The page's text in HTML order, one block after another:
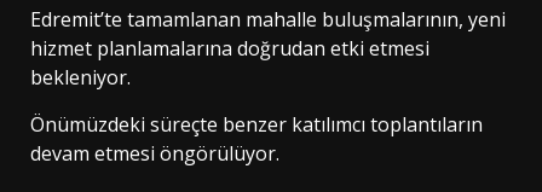
Edremit’te tamamlanan mahalle buluşmalarının, yeni
hizmet planlamalarına doğrudan etki etmesi
bekleniyor.
Önümüzdeki süreçte benzer katılımcı toplantıların
devam etmesi öngörülüyor.